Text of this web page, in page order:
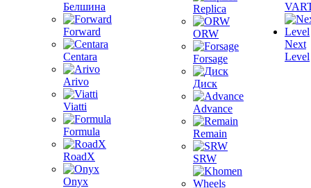
Белшина
Forward
Centara
Arivo
Viatti
Formula
RoadX
Onyx
Replica
ORW
Forsage
Диск
Advance
Remain
SRW
Next
Level